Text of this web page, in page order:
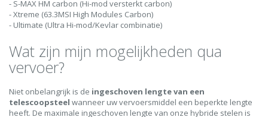
- S-MAX HM carbon (Hi-mod versterkt carbon)
- Xtreme (63.3MSI High Modules Carbon)
- Ultimate (Ultra Hi-mod/Kevlar combinatie)
Wat zijn mijn mogelijkheden qua
vervoer?
Niet onbelangrijk is de ingeschoven lengte van een
telescoopsteel wanneer uw vervoersmiddel een beperkte lengte
heeft. De maximale ingeschoven lengte van onze hybride stelen is